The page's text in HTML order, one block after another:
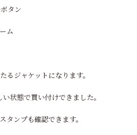
タン
ム
るジャケットになります。
状態で買い付けできました。
ンプも確認できます。